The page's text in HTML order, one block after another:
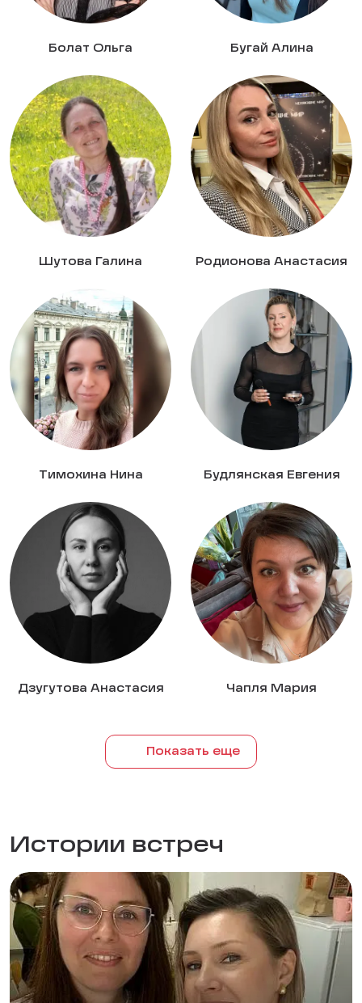
Болат Ольга Бугай Алина
Шутова Галина Родионова Анастасия
Тимохина Нина Будлянская Евгения
Дзугутова Анастасия Чапля Мария
Показать еще
Истории встреч